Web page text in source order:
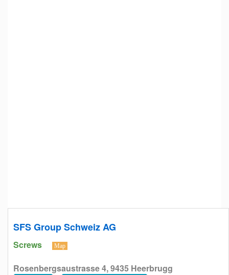
SFS Group Schweiz AG
Screws Map
Rosenbergsaustrasse 4, 9435 Heerbrugg